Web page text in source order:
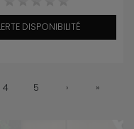
DISPONIBILITÉ
4 5 › »